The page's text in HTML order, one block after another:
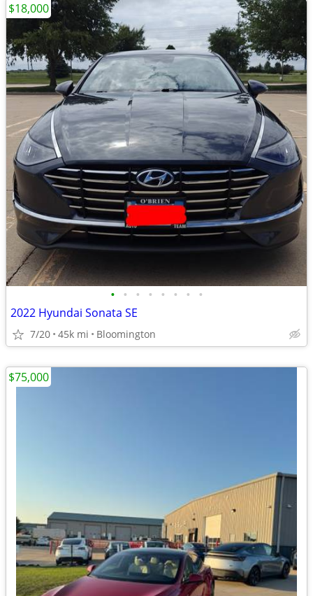
• • • • • • • •
2022 Hyundai Sonata SE
7/20 45k mi Bloomington
$18,000
$75,000